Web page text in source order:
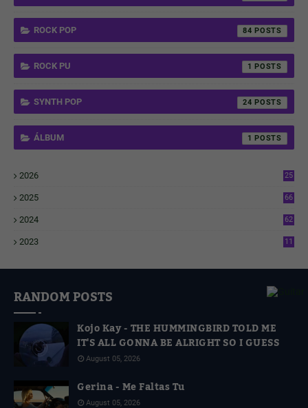
ROCK POP 84
ROCK PU 1
SYNTH POP 24
ÁLBUM 1
2026
25
2025
66
2024
62
2023
11
RANDOM POSTS
Kojo Kay - THE HUMMINGBIRD TOLD ME
IT'S ALL GONNA BE ALRIGHT SO I GUESS
August 05, 2026
Gerina - Me Faltas Tu
August 05, 2026